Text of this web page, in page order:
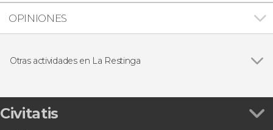
OPINIONES
Otras actividades en La Restinga
Civitatis